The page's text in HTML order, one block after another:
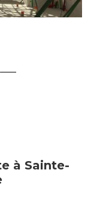
à Sainte-